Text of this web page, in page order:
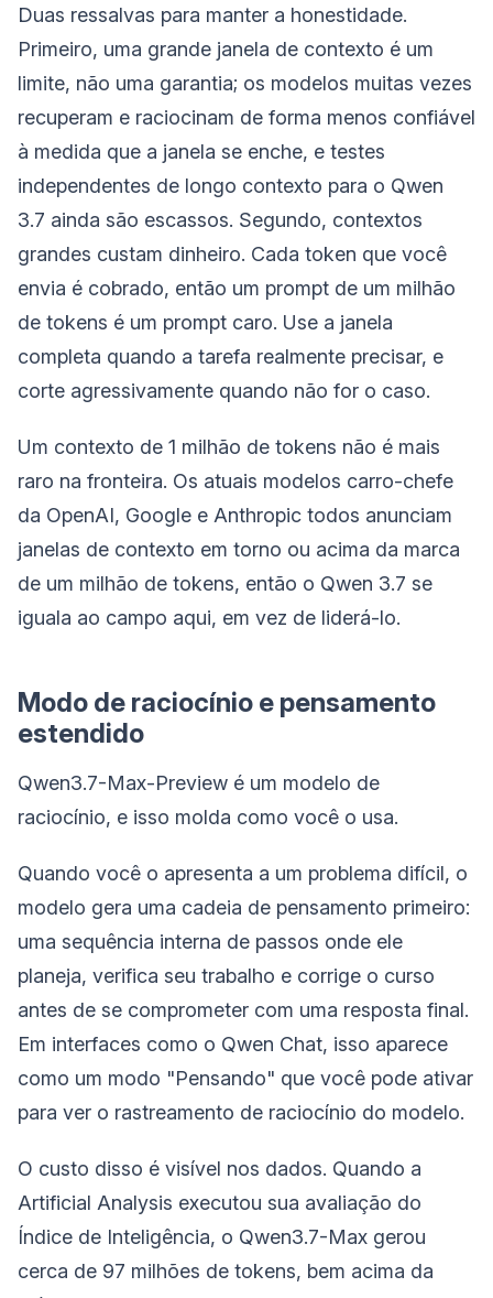
Duas ressalvas para manter a honestidade.
Primeiro, uma grande janela de contexto é um
limite, não uma garantia; os modelos muitas vezes
recuperam e raciocinam de forma menos confiável
à medida que a janela se enche, e testes
independentes de longo contexto para o Qwen
3.7 ainda são escassos. Segundo, contextos
grandes custam dinheiro. Cada token que você
envia é cobrado, então um prompt de um milhão
de tokens é um prompt caro. Use a janela
completa quando a tarefa realmente precisar, e
corte agressivamente quando não for o caso.
Um contexto de 1 milhão de tokens não é mais
raro na fronteira. Os atuais modelos carro-chefe
da OpenAI, Google e Anthropic todos anunciam
janelas de contexto em torno ou acima da marca
de um milhão de tokens, então o Qwen 3.7 se
iguala ao campo aqui, em vez de liderá-lo.
Modo de raciocínio e pensamento
estendido
Qwen3.7-Max-Preview é um modelo de
raciocínio, e isso molda como você o usa.
Quando você o apresenta a um problema difícil, o
modelo gera uma cadeia de pensamento primeiro:
uma sequência interna de passos onde ele
planeja, verifica seu trabalho e corrige o curso
antes de se comprometer com uma resposta final.
Em interfaces como o Qwen Chat, isso aparece
como um modo "Pensando" que você pode ativar
para ver o rastreamento de raciocínio do modelo.
O custo disso é visível nos dados. Quando a
Artificial Analysis executou sua avaliação do
Índice de Inteligência, o Qwen3.7-Max gerou
cerca de 97 milhões de tokens, bem acima da